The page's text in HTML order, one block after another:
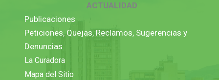
ACTUALIDAD
Publicaciones
Peticiones, Quejas, Reclamos, Sugerencias y
Denuncias
La Curadora
Mapa del Sitio